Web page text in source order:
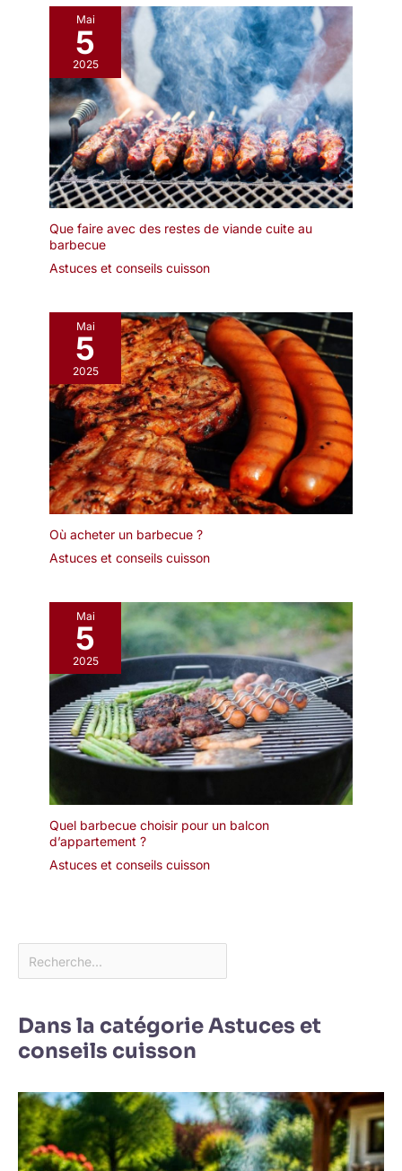
Mai
5
2025
Que faire avec des restes de viande cuite au
barbecue
Astuces et conseils cuisson
Mai
5
2025
Où acheter un barbecue ?
Astuces et conseils cuisson
Mai
5
2025
Quel barbecue choisir pour un balcon
d’appartement ?
Astuces et conseils cuisson
Dans la catégorie Astuces et
conseils cuisson